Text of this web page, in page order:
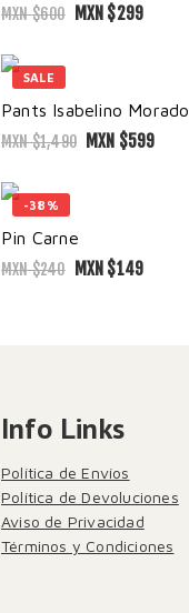
MXN $600 MXN $299
SALE
Pants Isabelino Morado
MXN $1,490 MXN $599
-38%
Pin Carne
MXN $240 MXN $149
Info Links
Política de Envíos
Política de Devoluciones
Aviso de Privacidad
Términos y Condiciones